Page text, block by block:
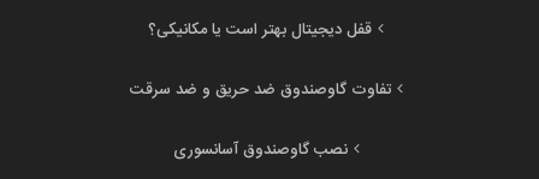
قفل دیجیتال بهتر است یا مکانیکی؟
تفاوت گاوصندوق ضد حریق و ضد سرقت
نصب گاوصندوق آسانسوری